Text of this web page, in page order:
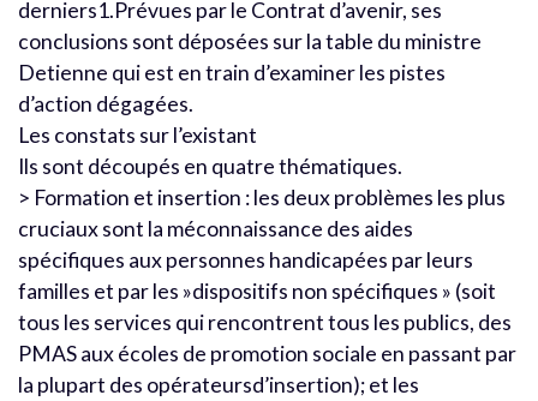
derniers1.Prévues par le Contrat d’avenir, ses
conclusions sont déposées sur la table du ministre
Detienne qui est en train d’examiner les pistes
d’action dégagées.
Les constats sur l’existant
Ils sont découpés en quatre thématiques.
> Formation et insertion : les deux problèmes les plus
cruciaux sont la méconnaissance des aides
spécifiques aux personnes handicapées par leurs
familles et par les »dispositifs non spécifiques » (soit
tous les services qui rencontrent tous les publics, des
PMAS aux écoles de promotion sociale en passant par
la plupart des opérateursd’insertion); et les